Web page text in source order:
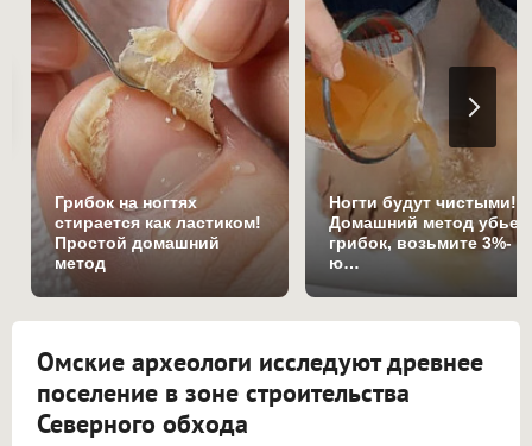
Грибок на ногтях
стирается как ластиком!
Простой домашний
метод
Ногти будут чистыми!
Домашний метод убьет
грибок, возьмите 3%-
ю…
Омские археологи исследуют древнее
поселение в зоне строительства
Северного обхода